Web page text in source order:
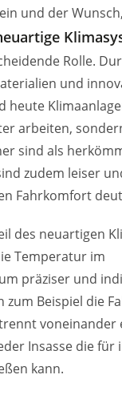
und der
Rolle.
und
heute
arbeiten,
sind als
zudem leiser
Fahrkomfort
des neuartigen
Temperatur im
präziser und
zum Beispiel die
voneinander
Insasse die für
kann.